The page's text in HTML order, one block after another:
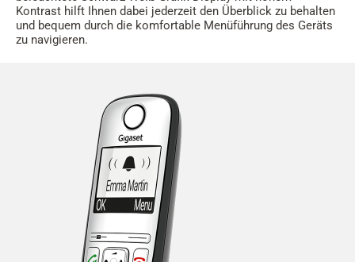
Kontrast hilft Ihnen dabei jederzeit den Überblick zu behalten
und bequem durch die komfortable Menüführung des Geräts
zu navigieren.